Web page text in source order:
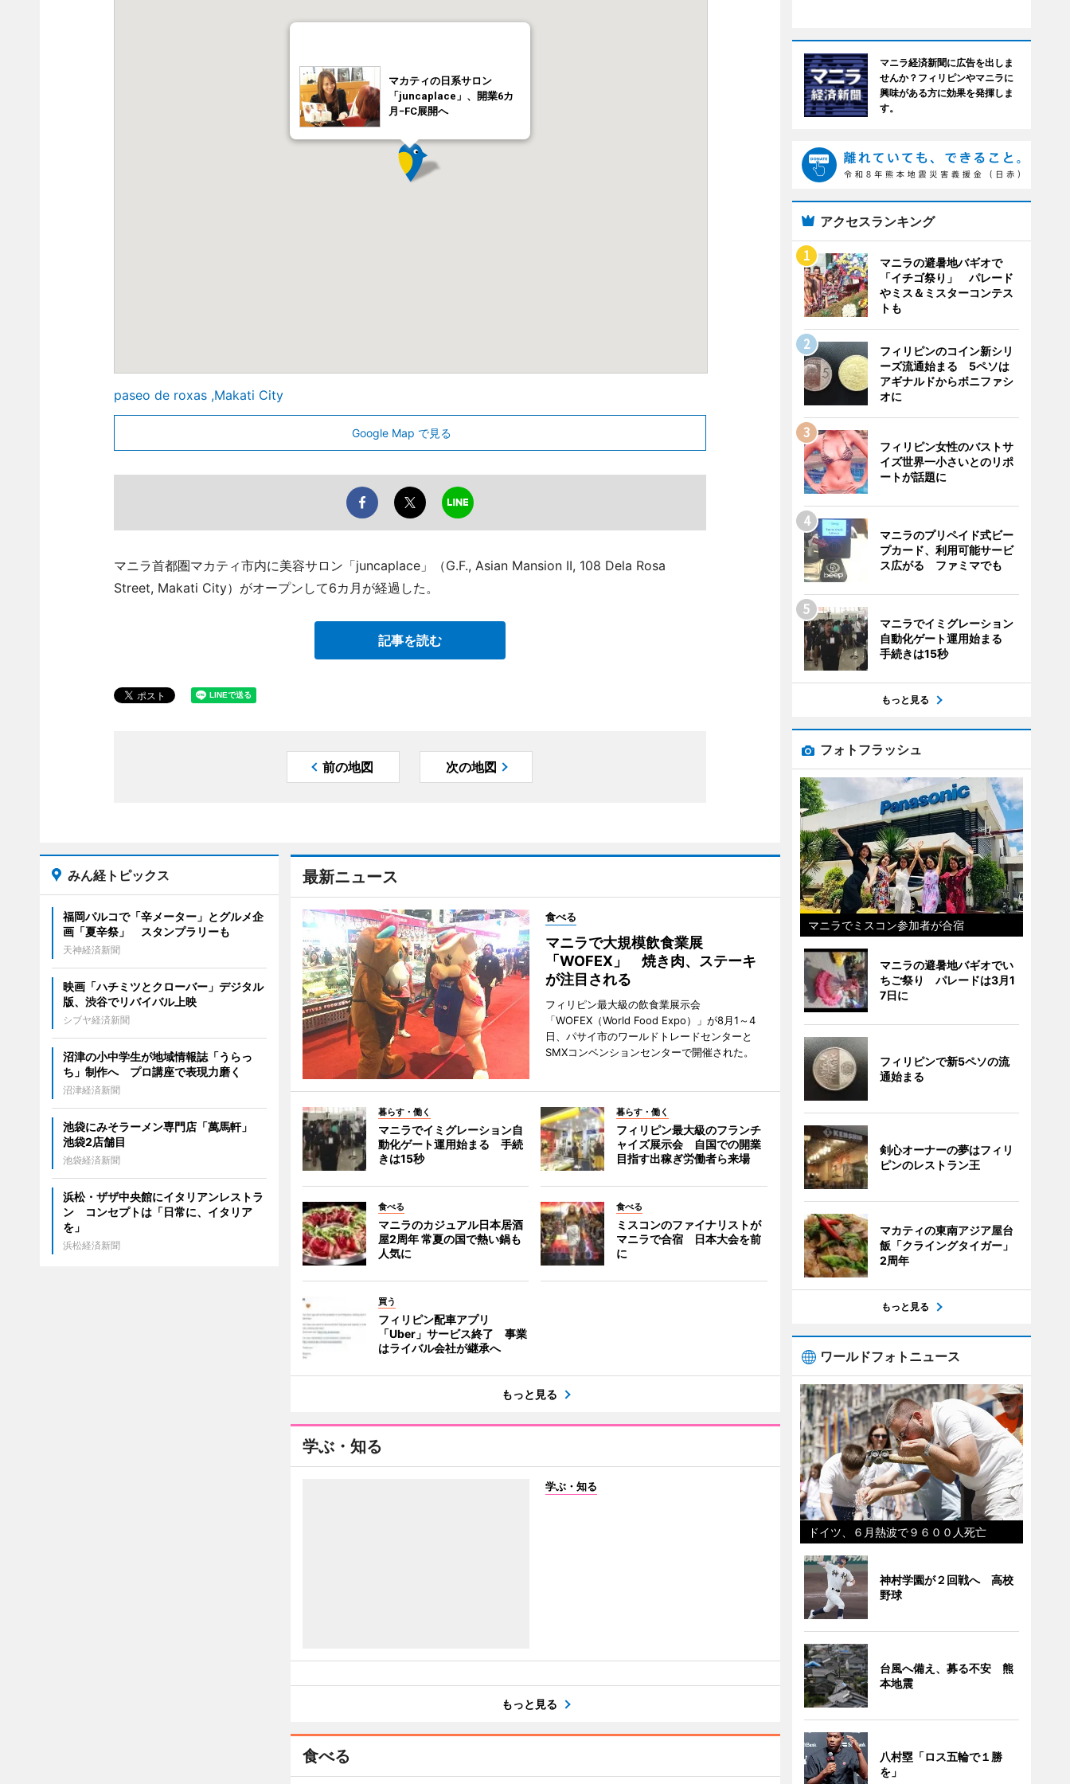
マカティの日系サロン
「juncaplace」、開業6カ
月−FC展開へ
paseo de roxas ,Makati City
Google Map で見る
マニラ首都圏マカティ市内に美容サロン「juncaplace」（G.F., Asian Mansion II, 108 Dela Rosa
Street, Makati City）がオープンして6カ月が経過した。
記事を読む
前の地図 次の地図
最新ニュース
食べる
マニラで大規模飲食業展
「WOFEX」 焼き肉、ステーキ
が注目される
フィリピン最大級の飲食業展示会
「WOFEX（World Food Expo）」が8月1～4
日、パサイ市のワールドトレードセンターと
SMXコンベンションセンターで開催された。
暮らす・働く
マニラでイミグレーション自
動化ゲート運用始まる 手続
きは15秒
暮らす・働く
フィリピン最大級のフランチ
ャイズ展示会 自国での開業
目指す出稼ぎ労働者ら来場
食べる
マニラのカジュアル日本居酒
屋2周年 常夏の国で熱い鍋も
人気に
食べる
ミスコンのファイナリストが
マニラで合宿 日本大会を前
に
買う
フィリピン配車アプリ
「Uber」サービス終了 事業
はライバル会社が継承へ
もっと見る
学ぶ・知る
学ぶ・知る
もっと見る
食べる
みん経トピックス
福岡パルコで「辛メーター」とグルメ企
画「夏辛祭」 スタンプラリーも
天神経済新聞
映画「ハチミツとクローバー」デジタル
版、渋谷でリバイバル上映
シブヤ経済新聞
沼津の小中学生が地域情報誌「うらっ
ち」制作へ プロ講座で表現力磨く
沼津経済新聞
池袋にみそラーメン専門店「萬馬軒」
池袋2店舗目
池袋経済新聞
浜松・ザザ中央館にイタリアンレストラ
ン コンセプトは「日常に、イタリア
を」
浜松経済新聞
マニラ経済新聞に広告を出しま
せんか？フィリピンやマニラに
興味がある方に効果を発揮しま
す。
アクセスランキング
マニラの避暑地バギオで
「イチゴ祭り」 パレード
やミス＆ミスターコンテス
トも
フィリピンのコイン新シリ
ーズ流通始まる 5ペソは
アギナルドからボニファシ
オに
フィリピン女性のバストサ
イズ世界一小さいとのリポ
ートが話題に
マニラのプリペイド式ビー
プカード、利用可能サービ
ス広がる ファミマでも
マニラでイミグレーション
自動化ゲート運用始まる
手続きは15秒
もっと見る
フォトフラッシュ
マニラでミスコン参加者が合宿
マニラの避暑地バギオでい
ちご祭り パレードは3月1
7日に
フィリピンで新5ペソの流
通始まる
剣心オーナーの夢はフィリ
ピンのレストラン王
マカティの東南アジア屋台
飯「クライングタイガー」
2周年
もっと見る
ワールドフォトニュース
ドイツ、６月熱波で９６００人死亡
神村学園が２回戦へ 高校
野球
台風へ備え、募る不安 熊
本地震
八村塁「ロス五輪で１勝
を」